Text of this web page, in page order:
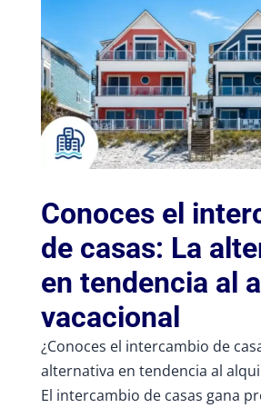
Conoces el
de casas: La
en tendencia al
vacacional
¿Conoces el intercambio de
alternativa en tendencia al
El intercambio de casas gana